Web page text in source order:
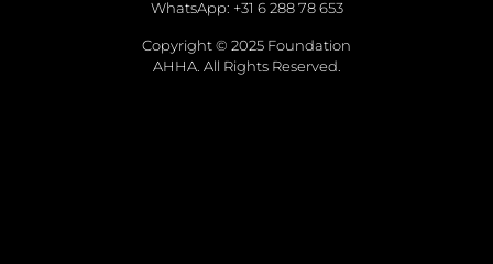
WhatsApp: +31 6 288 78 653
Copyright © 2025 Foundation
AHHA. All Rights Reserved.